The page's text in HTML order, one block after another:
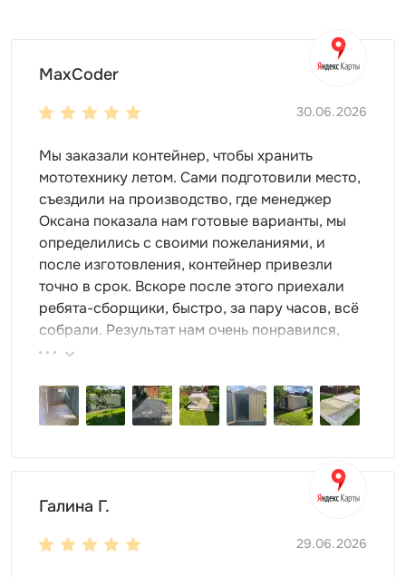
MaxCoder
30.06.2026
Мы заказали контейнер, чтобы хранить
мототехнику летом. Сами подготовили место,
съездили на производство, где менеджер
Оксана показала нам готовые варианты, мы
определились с своими пожеланиями, и
после изготовления, контейнер привезли
точно в срок. Вскоре после этого приехали
ребята-сборщики, быстро, за пару часов, всё
собрали. Результат нам очень понравился,
поэтому всем советуем эту фирму.
Галина Г.
29.06.2026